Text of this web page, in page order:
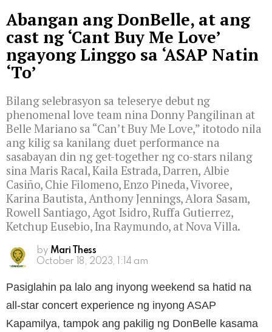
Abangan ang DonBelle, at ang
cast ng ‘Cant Buy Me Love’
ngayong Linggo sa ‘ASAP Natin
‘To’
Bilang selebrasyon sa teleserye debut ng
phenomenal love team nina Donny Pangilinan at
Belle Mariano sa “Can’t Buy Me Love,” itotodo nila
ang kilig sa kanilang duet performance na
sasabayan din ng get-together ng co-stars nilang
sina Maris Racal, Kaila Estrada, Darren, Albie
Casiño, Chie Filomeno, Enzo Pineda, Vivoree,
Karina Bautista, Anthony Jennings, Alora Sasam,
Rowell Santiago, Agot Isidro, Ruffa Gutierrez,
Ketchup Eusebio, Ina Raymundo, at Nova Villa.
by Mari Thess
October 18, 2023, 1:14 am
Pasiglahin pa lalo ang inyong weekend sa hatid na
all-star concert experience ng inyong ASAP
Kapamilya, tampok ang pakilig ng DonBelle kasama